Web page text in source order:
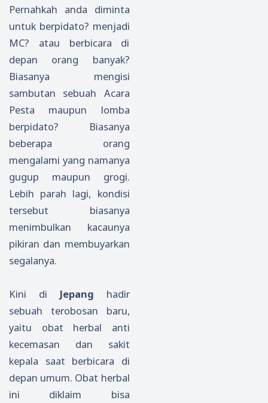
Pernahkah anda diminta
untuk berpidato? menjadi
MC? atau berbicara di
depan orang banyak?
Biasanya mengisi
sambutan sebuah Acara
Pesta maupun lomba
berpidato? Biasanya
beberapa orang
mengalami yang namanya
gugup maupun grogi.
Lebih parah lagi, kondisi
tersebut biasanya
menimbulkan kacaunya
pikiran dan membuyarkan
segalanya.
Kini di Jepang hadir
sebuah terobosan baru,
yaitu obat herbal anti
kecemasan dan sakit
kepala saat berbicara di
depan umum. Obat herbal
ini diklaim bisa